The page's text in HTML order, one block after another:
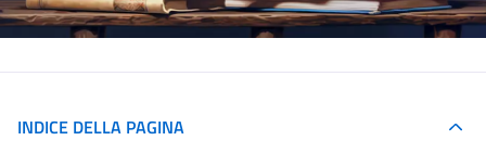
INDICE DELLA PAGINA